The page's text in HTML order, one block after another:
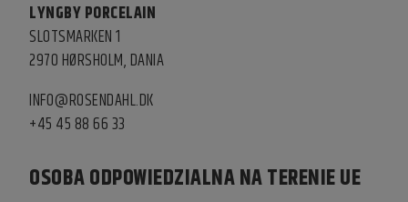
LYNGBY PORCELAIN
SLOTSMARKEN 1
2970 HØRSHOLM, DANIA
INFO@ROSENDAHL.DK
+45 45 88 66 33
OSOBA ODPOWIEDZIALNA NA TERENIE UE